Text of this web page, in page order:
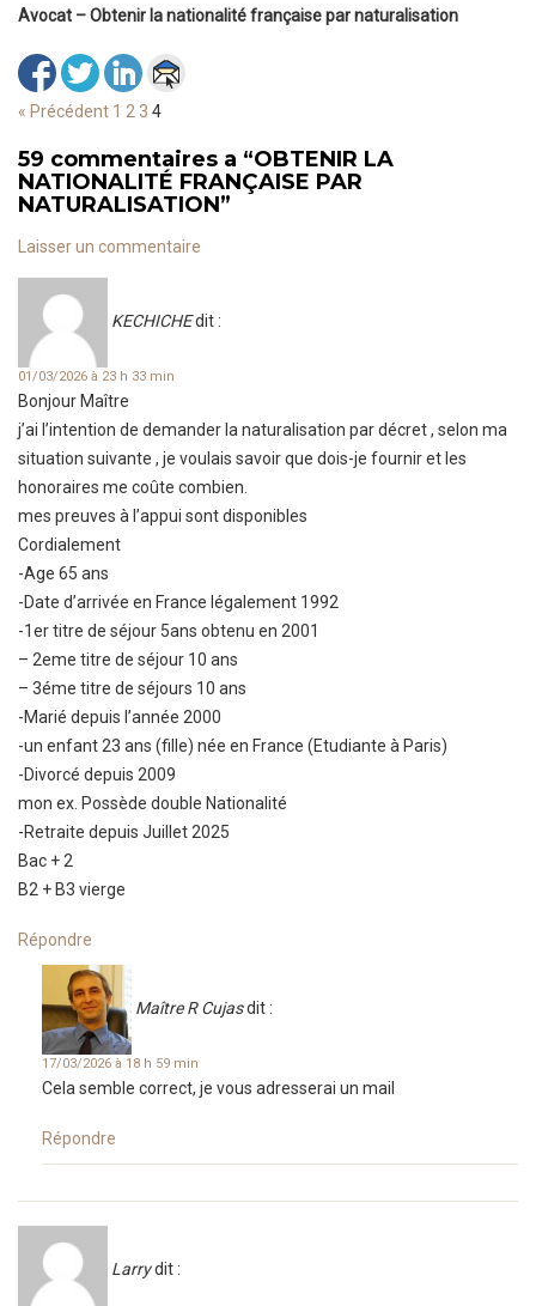
Avocat – Obtenir la nationalité française par naturalisation
« Précédent 1 2 3 4
59 commentaires a “OBTENIR LA
NATIONALITÉ FRANÇAISE PAR
NATURALISATION”
Laisser un commentaire
KECHICHEdit :
01/03/2026 à 23 h 33 min
Bonjour Maître
j’ai l’intention de demander la naturalisation par décret , selon ma
situation suivante , je voulais savoir que dois-je fournir et les
honoraires me coûte combien.
mes preuves à l’appui sont disponibles
Cordialement
-Age 65 ans
-Date d’arrivée en France légalement 1992
-1er titre de séjour 5ans obtenu en 2001
– 2eme titre de séjour 10 ans
– 3éme titre de séjours 10 ans
-Marié depuis l’année 2000
-un enfant 23 ans (fille) née en France (Etudiante à Paris)
-Divorcé depuis 2009
mon ex. Possède double Nationalité
-Retraite depuis Juillet 2025
Bac + 2
B2 + B3 vierge
Répondre
Maître R Cujasdit :
17/03/2026 à 18 h 59 min
Cela semble correct, je vous adresserai un mail
Répondre
Larrydit :